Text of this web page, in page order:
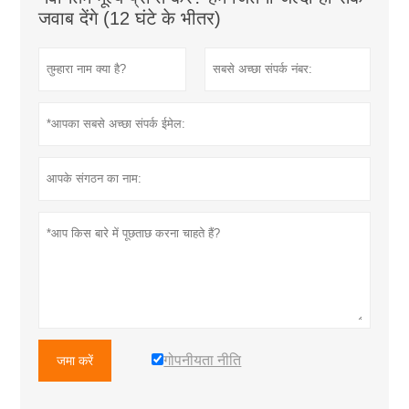
जवाब देंगे (12 घंटे के भीतर)
जमा करें गोपनीयता नीति